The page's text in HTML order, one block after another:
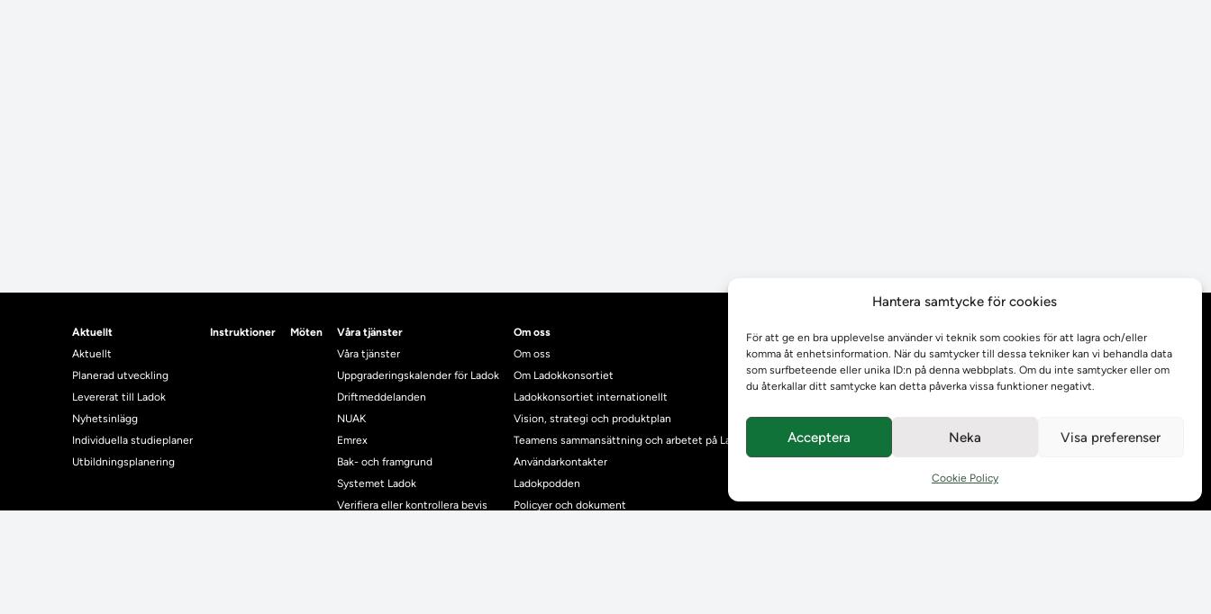
Hantera samtycke för cookies
För att ge en bra upplevelse använder vi teknik som cookies för att lagra och/eller
komma åt enhetsinformation. När du samtycker till dessa tekniker kan vi behandla data
som surfbeteende eller unika ID:n på denna webbplats. Om du inte samtycker eller om
du återkallar ditt samtycke kan detta påverka vissa funktioner negativt.
Acceptera Neka Visa preferenser
Cookie Policy
Aktuellt
Aktuellt
Planerad utveckling
Levererat till Ladok
Nyhetsinlägg
Individuella studieplaner
Utbildningsplanering
Instruktioner Möten
Våra tjänster
Våra tjänster
Uppgraderingskalender för Ladok
Driftmeddelanden
NUAK
Emrex
Bak- och framgrund
Systemet Ladok
Verifiera eller kontrollera bevis
Om oss
Om oss
Om Ladokkonsortiet
Ladokkonsortiet internationellt
Vision, strategi och produktplan
Teamens sammansättning och arbetet på Ladokkonsortiet
Användarkontakter
Ladokpodden
Policyer och dokument
Behandling av
personuppgifter
Prenumerera på våra